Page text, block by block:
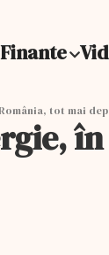
Finante
tot mai